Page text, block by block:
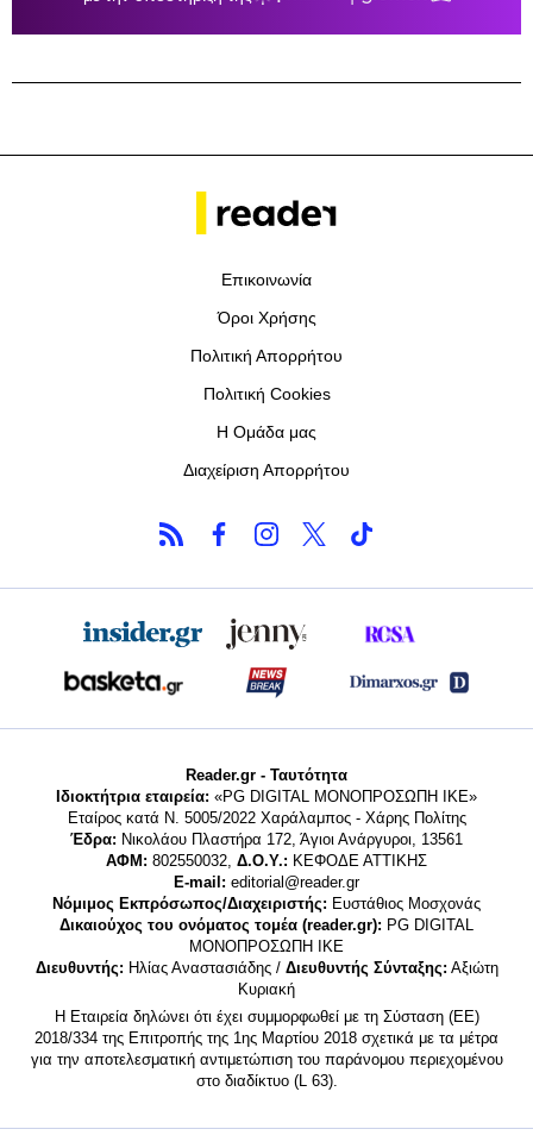
Επικοινωνία
Όροι Χρήσης
Πολιτική Απορρήτου
Πολιτική Cookies
Η Ομάδα μας
Διαχείριση Απορρήτου
Reader.gr - Ταυτότητα
Ιδιοκτήτρια εταιρεία: «PG DIGITAL MONΟΠΡΟΣΩΠΗ ΙΚΕ»
Εταίρος κατά Ν. 5005/2022 Χαράλαμπος - Χάρης Πολίτης
Έδρα: Νικολάου Πλαστήρα 172, Άγιοι Ανάργυροι, 13561
ΑΦΜ: 802550032, Δ.Ο.Υ.: ΚΕΦΟΔΕ ΑΤΤΙΚΗΣ
E-mail: editorial@reader.gr
Νόμιμος Εκπρόσωπος/Διαχειριστής: Ευστάθιος Μοσχονάς
Δικαιούχος του ονόματος τομέα (reader.gr): PG DIGITAL
MONΟΠΡΟΣΩΠΗ ΙΚΕ
Διευθυντής: Ηλίας Αναστασιάδης / Διευθυντής Σύνταξης: Αξιώτη
Κυριακή
Η Εταιρεία δηλώνει ότι έχει συμμορφωθεί με τη Σύσταση (ΕΕ)
2018/334 της Επιτροπής της 1ης Μαρτίου 2018 σχετικά με τα μέτρα
για την αποτελεσματική αντιμετώπιση του παράνομου περιεχομένου
στο διαδίκτυο (L 63).